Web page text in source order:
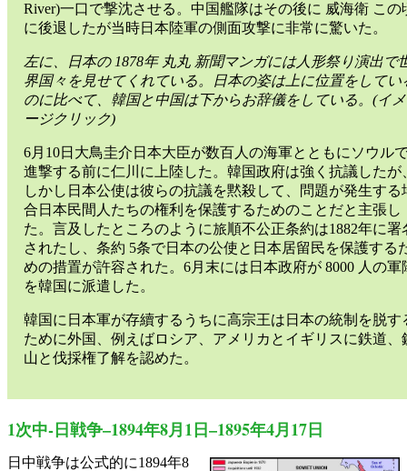
River)一口で撃沈させる。中国艦隊はその後に 威海衛 この
に後退したが当時日本陸軍の側面攻撃に非常に驚いた。
左に、日本の 1878年 丸丸 新聞マンガには人形祭り演出で
界国々を見せてくれている。日本の姿は上に位置をしてい
のに比べて、韓国と中国は下からお辞儀をしている。(イメ
ージクリック)
6月10日大鳥圭介日本大臣が数百人の海軍とともにソウル
進撃する前に仁川に上陸した。韓国政府は強く抗議したが
しかし日本公使は彼らの抗議を黙殺して、問題が発生する
合日本民間人たちの権利を保護するためのことだと主張し
た。言及したところのように旅順不公正条約は1882年に署
されたし、条約 5条で日本の公使と日本居留民を保護する
めの措置が許容された。6月末には日本政府が 8000 人の軍
を韓国に派遣した。
韓国に日本軍が存續するうちに高宗王は日本の統制を脱す
ために外国、例えばロシア、アメリカとイギリスに鉄道、
山と伐採権了解を認めた。
1次中-日戦争–1894年8月1日–1895年4月17日
日中戦争は公式的に1894年8